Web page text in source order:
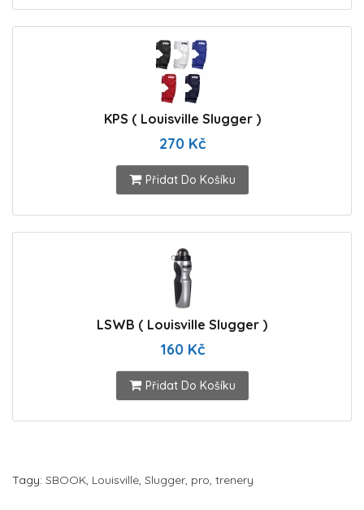
KPS ( Louisville Slugger )
270 Kč
Přidat Do Košíku
LSWB ( Louisville Slugger )
160 Kč
Přidat Do Košíku
Tagy: SBOOK, Louisville, Slugger, pro, trenery